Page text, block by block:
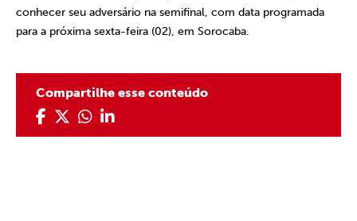
conhecer seu adversário na semifinal, com data programada
para a próxima sexta-feira (02), em Sorocaba.
Compartilhe esse conteúdo